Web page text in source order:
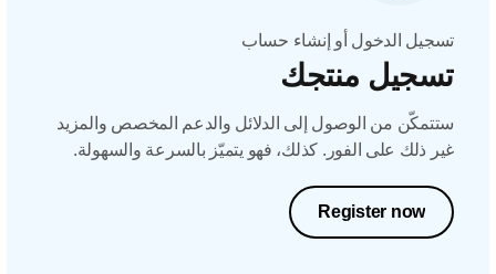
تسجيل الدخول أو إنشاء حساب
تسجيل منتجك
ستتمكّن من الوصول إلى الدلائل والدعم المخصص والمزيد
غير ذلك على الفور. كذلك، فهو يتميّز بالسرعة والسهولة.
Register now